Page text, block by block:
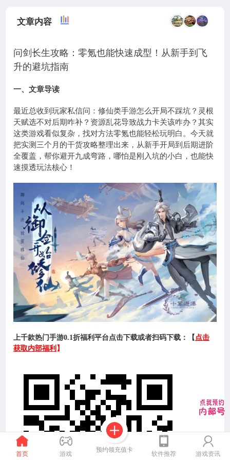
首页 游戏 预约领充值卡 软件推荐 游戏资讯
文章内容
问剑长生攻略：零氪也能快速成型！从新手到飞
升的避坑指南
一、文章导读
最近总收到玩家私信问：修仙类手游怎么开局不踩坑？灵根
天赋选不对后期咋补？资源乱花导致战力卡关该咋办？其实
这类游戏看似复杂，找对方法零氪也能轻松玩明白。今天就
把实测三个月的干货攻略整理出来，从新手开局到后期进阶
全覆盖，帮你避开九成弯路，哪怕是刚入坑的小白，也能快
速摸透玩法核心！
上千款热门手游0.1折福利平台点击下载或者扫码下载： 【 点击
获取内部福利 】